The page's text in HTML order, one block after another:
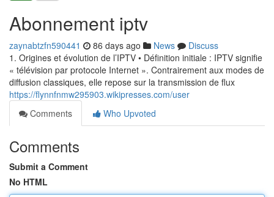
Abonnement iptv
zaynabtzfn590441 86 days ago News
Discuss
1. Origines et évolution de l’IPTV • Définition initiale : IPTV signifie
« télévision par protocole Internet ». Contrairement aux modes de
diffusion classiques, elle repose sur la transmission de flux
https://flynnfnmw295903.wikipresses.com/user
Comments
Who Upvoted
Comments
Submit a Comment
No HTML